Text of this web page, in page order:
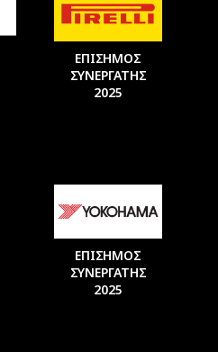
ΕΠΙΣΗΜΟΣ
ΣΥΝΕΡΓΑΤΗΣ
2025
ΕΠΙΣΗΜΟΣ
ΣΥΝΕΡΓΑΤΗΣ
2025